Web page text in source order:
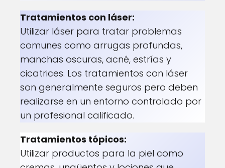
Tratamientos con láser:
Utilizar láser para tratar problemas
comunes como arrugas profundas,
manchas oscuras, acné, estrías y
cicatrices. Los tratamientos con láser
son generalmente seguros pero deben
realizarse en un entorno controlado por
un profesional calificado.
Tratamientos tópicos:
Utilizar productos para la piel como